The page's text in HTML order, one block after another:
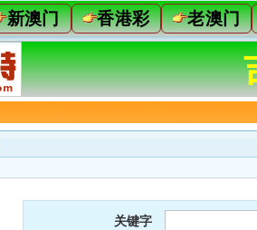
新澳门 香港彩 老澳门
关键字